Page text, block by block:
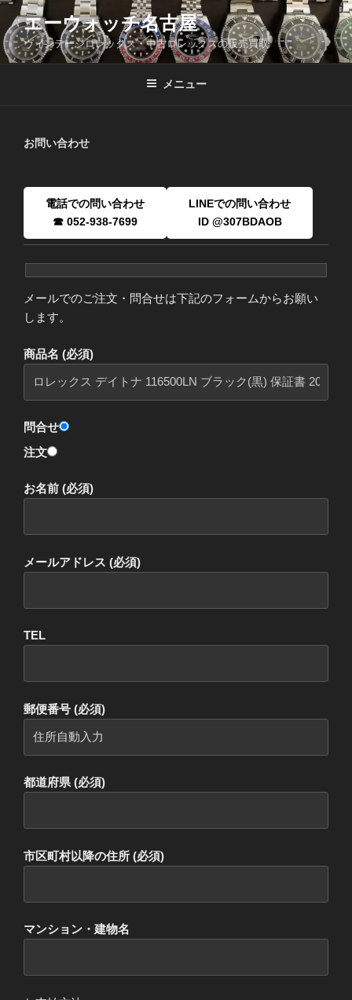
コ
ン
テ
ン
エーウォッチ名古屋
ヴィンテージロレックス・中古ロレックスの販売買取
メニュー
お問い合わせ
電話での問い合わせ
☎ 052-938-7699
LINEでの問い合わせ
ID @307BDAOB
メールでのご注文・問合せは下記のフォームからお願い
します。
商品名 (必須)
問合せ
注文
お名前 (必須)
メールアドレス (必須)
TEL
郵便番号 (必須)
都道府県 (必須)
市区町村以降の住所 (必須)
マンション・建物名